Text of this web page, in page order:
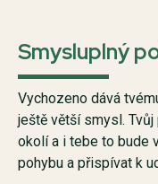
Smysluplný
Vychozeno dává
ještě větší smysl.
okolí a i tebe to bude
pohybu a přispívat k